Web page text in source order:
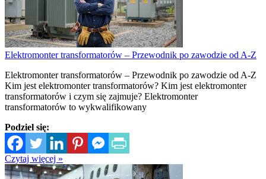
Elektromonter transformatorów – Przewodnik po zawodzie od A-Z
Elektromonter transformatorów – Przewodnik po zawodzie od A-Z
Kim jest elektromonter transformatorów? Kim jest elektromonter
transformatorów i czym się zajmuje? Elektromonter
transformatorów to wykwalifikowany
Podziel się:
Czytaj więcej »